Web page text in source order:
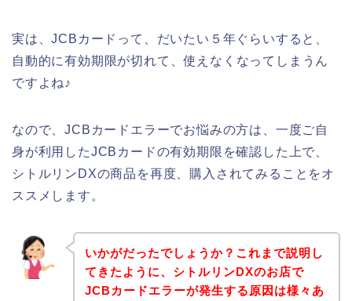
実は、JCBカードって、だいたい５年ぐらいすると、
自動的に有効期限が切れて、使えなくなってしまうん
ですよね♪
なので、JCBカードエラーでお悩みの方は、一度ご自
身が利用したJCBカードの有効期限を確認した上で、
シトルリンDXの商品を再度、購入されてみることをオ
ススメします。
いかがだったでしょうか？これまで説明し
てきたように、シトルリンDXのお店で
JCBカードエラーが発生する原因は様々あ